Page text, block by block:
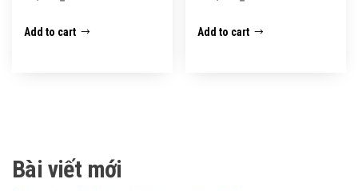
Add to cart Add to cart
Bài viết mới